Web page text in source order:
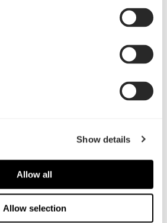
Show details
Allow all
Allow selection
ッケージから取り出してすぐ
フロントグリル、最高の空冷
もノイズレベルを低く抑えた
mm Dynamic PWMまたは